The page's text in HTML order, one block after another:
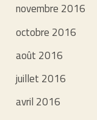
novembre 2016
octobre 2016
août 2016
juillet 2016
avril 2016